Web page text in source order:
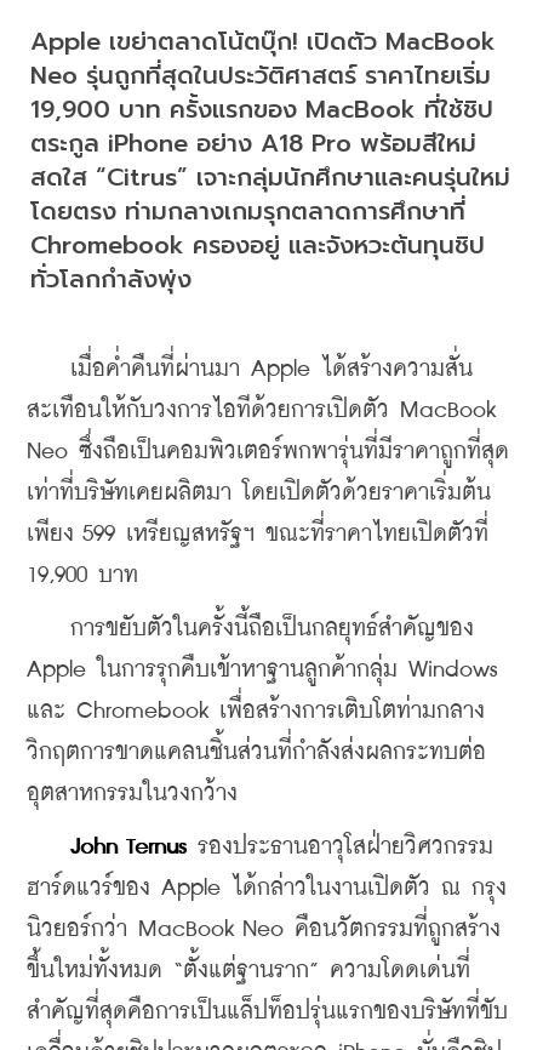
Apple เขย่าตลาดโน้ตบุ๊ก! เปิดตัว MacBook
Neo รุ่นถูกที่สุดในประวัติศาสตร์ ราคาไทยเริ่ม
19,900 บาท ครั้งแรกของ MacBook ที่ใช้ชิป
ตระกูล iPhone อย่าง A18 Pro พร้อมสีใหม่
สดใส “Citrus” เจาะกลุ่มนักศึกษาและคนรุ่นใหม่
โดยตรง ท่ามกลางเกมรุกตลาดการศึกษาที่
Chromebook ครองอยู่ และจังหวะต้นทุนชิป
ทั่วโลกกำลังพุ่ง
เมื่อค่ำคืนที่ผ่านมา Apple ได้สร้างความสั่น
สะเทือนให้กับวงการไอทีด้วยการเปิดตัว MacBook
Neo ซึ่งถือเป็นคอมพิวเตอร์พกพารุ่นที่มีราคาถูกที่สุด
เท่าที่บริษัทเคยผลิตมา โดยเปิดตัวด้วยราคาเริ่มต้น
เพียง 599 เหรียญสหรัฐฯ ขณะที่ราคาไทยเปิดตัวที่
19,900 บาท
การขยับตัวในครั้งนี้ถือเป็นกลยุทธ์สำคัญของ
Apple ในการรุกคืบเข้าหาฐานลูกค้ากลุ่ม Windows
และ Chromebook เพื่อสร้างการเติบโตท่ามกลาง
วิกฤตการขาดแคลนชิ้นส่วนที่กำลังส่งผลกระทบต่อ
อุตสาหกรรมในวงกว้าง
John Ternus รองประธานอาวุโสฝ่ายวิศวกรรม
ฮาร์ดแวร์ของ Apple ได้กล่าวในงานเปิดตัว ณ กรุง
นิวยอร์กว่า MacBook Neo คือนวัตกรรมที่ถูกสร้าง
ขึ้นใหม่ทั้งหมด “ตั้งแต่ฐานราก” ความโดดเด่นที่
สำคัญที่สุดคือการเป็นแล็ปท็อปรุ่นแรกของบริษัทที่ขับ